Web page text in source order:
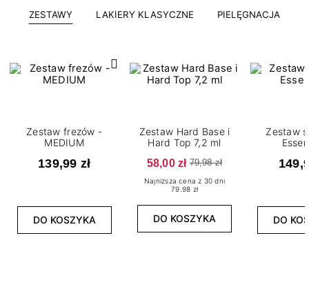
ZESTAWY LAKIERY KLASYCZNE PIELĘGNACJA
Zestaw frezów -
MEDIUM
139,99 zł
DO KOSZYKA
Zestaw Hard Base i
Hard Top 7,2 ml
58,00 zł 79,98 zł
Najniższa cena z 30 dni
79.98 zł
DO KOSZYKA
Zestaw
DO